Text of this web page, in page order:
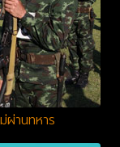
ผ่านทหาร